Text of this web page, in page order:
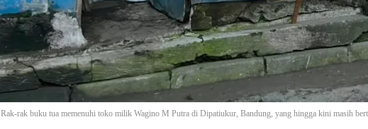
Rak-rak buku tua memenuhi toko milik Wagino M Putra di Dipatiukur, Bandung, yang hingga kini masih